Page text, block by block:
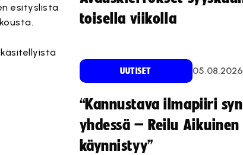
esityslista
toisella viikolla
UUTISET 05.08.2026
“Kannustava ilmapiiri
yhdessä – Reilu
käynnistyy”